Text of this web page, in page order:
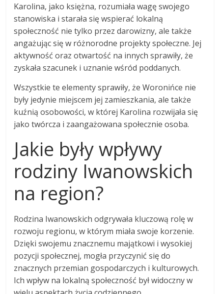
Karolina, jako księżna, rozumiała wagę swojego
stanowiska i starała się wspierać lokalną
społeczność nie tylko przez darowizny, ale także
angażując się w różnorodne projekty społeczne. Jej
aktywność oraz otwartość na innych sprawiły, że
zyskała szacunek i uznanie wśród poddanych.
Wszystkie te elementy sprawiły, że Woronińce nie
były jedynie miejscem jej zamieszkania, ale także
kuźnią osobowości, w której Karolina rozwijała się
jako twórcza i zaangażowana społecznie osoba.
Jakie były wpływy
rodziny Iwanowskich
na region?
Rodzina Iwanowskich odgrywała kluczową rolę w
rozwoju regionu, w którym miała swoje korzenie.
Dzięki swojemu znacznemu majątkowi i wysokiej
pozycji społecznej, mogła przyczynić się do
znacznych przemian gospodarczych i kulturowych.
Ich wpływ na lokalną społeczność był widoczny w